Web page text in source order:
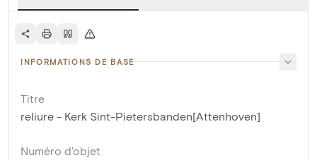
INFORMATIONS DE BASE
Titre
reliure - Kerk Sint-Pietersbanden[Attenhoven]
Numéro d'objet